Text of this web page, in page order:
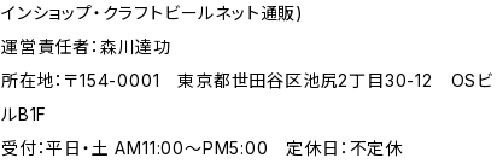
インショップ・クラフトビールネット通販)
運営責任者：森川達功
所在地：〒154-0001 東京都世田谷区池尻2丁目30-12 OSビ
ルB1F
受付：平日・土 AM11:00～PM5:00 定休日：不定休